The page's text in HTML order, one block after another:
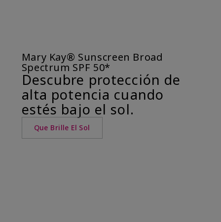
Mary Kay® Sunscreen Broad
Spectrum SPF 50*
Descubre protección de
alta potencia cuando
estés bajo el sol.
Que Brille El Sol